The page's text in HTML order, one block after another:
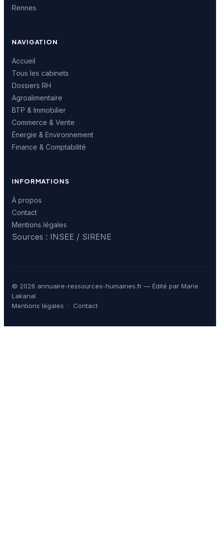
Rennes
NAVIGATION
Accueil
Tous les cabinets
Dossiers RH
Agroalimentaire
BTP & Immobilier
Commerce & Vente
Énergie & Environnement
Finance & Comptabilité
INFORMATIONS
À propos
Contact
Mentions légales
Sources : INSEE / SIRENE
© 2026 annuaire-ressources-humaines.fr — Édité par Marie
Lakanal
Mentions légales · Contact